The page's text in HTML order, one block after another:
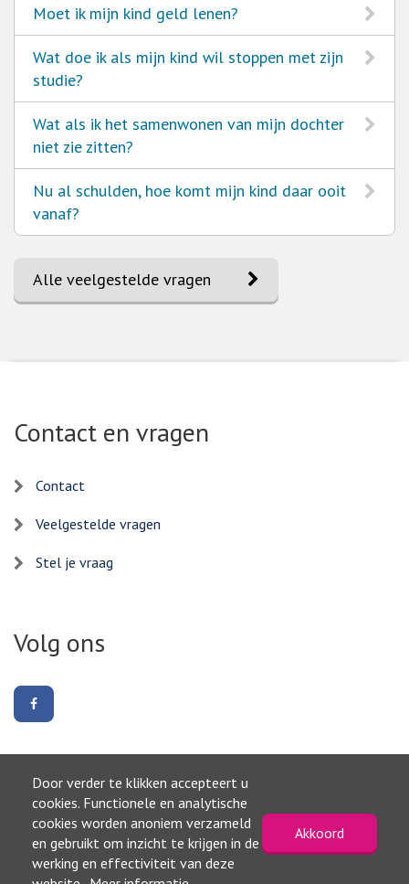
Door verder te klikken accepteert u
cookies. Functionele en analytische
cookies worden anoniem verzameld
en gebruikt om inzicht te krijgen in de
werking en effectiviteit van deze
Akkoord
Ga
naar
Moet ik mijn kind geld lenen?
Ga
naar
Wat doe ik als mijn kind wil stoppen met zijn
studie?
Ga
naar
Wat als ik het samenwonen van mijn dochter
niet zie zitten?
Ga
naar
Nu al schulden, hoe komt mijn kind daar ooit
vanaf?
Alle veelgestelde vragen
Contact en vragen
Contact
Veelgestelde vragen
Stel je vraag
Volg ons
ons
Naar boven
©2026, Gemeente Waterland
Privacyverklaring